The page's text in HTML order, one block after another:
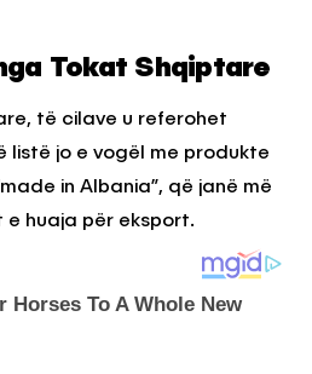
Tokat Shqiptare
të cilave u referohet
listë jo e vogël me produkte
in Albania”, që janë më
huaja për eksport.